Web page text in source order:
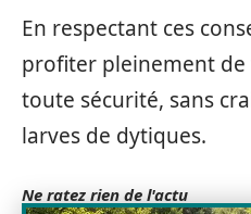
En respectant ces
profiter pleinement de
toute sécurité, sans
larves de dytiques.
Ne ratez rien de l'actu